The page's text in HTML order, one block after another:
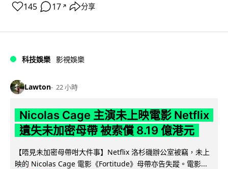
145 17 ↗ 分享
科技娛樂 影視娛樂
Lawton 22 小時
Nicolas Cage 主演未上映電影 Netflix
遺失未加密母帶 被索償 8.19 億港元
【唔見未加密母帶咁大件事】Netflix 洛杉磯辦公室被竊，未上
映的 Nicolas Cage 電影《Fortitude》母帶亦告失蹤。電影...